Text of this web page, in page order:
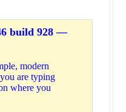
build 928 —
modern
are typing
where you